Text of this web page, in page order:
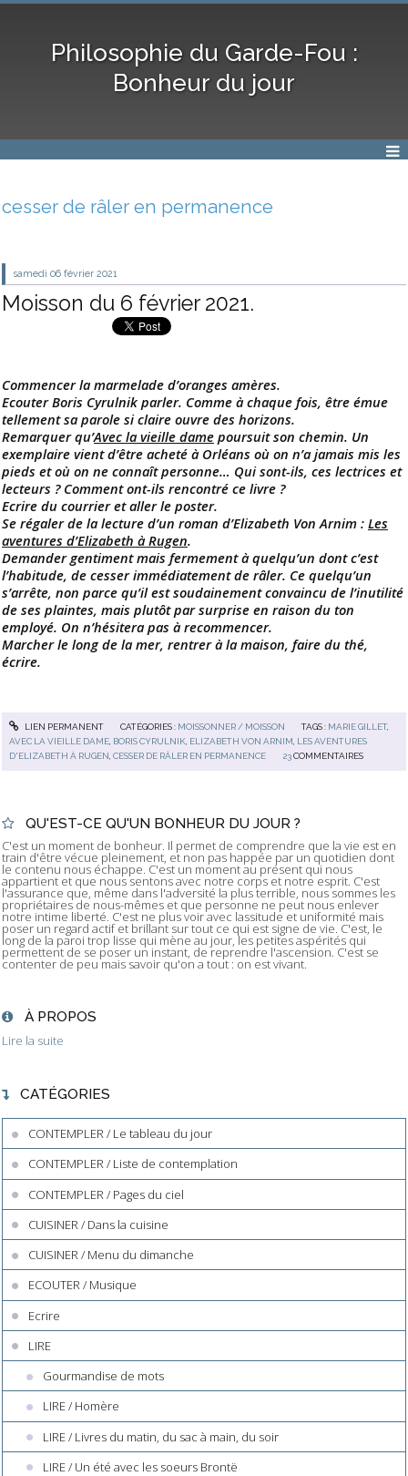
Philosophie du Garde-Fou :
Bonheur du jour
cesser de râler en permanence
samedi 06 février 2021
Moisson du 6 février 2021.
Commencer la marmelade d’oranges amères.
Ecouter Boris Cyrulnik parler. Comme à chaque fois, être émue
tellement sa parole si claire ouvre des horizons.
Remarquer qu’Avec la vieille dame poursuit son chemin. Un
exemplaire vient d’être acheté à Orléans où on n’a jamais mis les
pieds et où on ne connaît personne… Qui sont-ils, ces lectrices et
lecteurs ? Comment ont-ils rencontré ce livre ?
Ecrire du courrier et aller le poster.
Se régaler de la lecture d’un roman d’Elizabeth Von Arnim : Les
aventures d’Elizabeth à Rugen.
Demander gentiment mais fermement à quelqu’un dont c’est
l’habitude, de cesser immédiatement de râler. Ce quelqu’un
s’arrête, non parce qu’il est soudainement convaincu de l’inutilité
de ses plaintes, mais plutôt par surprise en raison du ton
employé. On n’hésitera pas à recommencer.
Marcher le long de la mer, rentrer à la maison, faire du thé,
écrire.
LIEN PERMANENT CATÉGORIES : MOISSONNER / MOISSON TAGS : MARIE GILLET,
AVEC LA VIEILLE DAME BORIS CYRULNIK ELIZABETH VON ARNIM LES AVENTURES
D'ELIZABETH À RUGEN ,CESSER DE RÂLER EN PERMANENCE 23 COMMENTAIRES
QU'EST-CE QU'UN BONHEUR DU JOUR ?
C'est un moment de bonheur. Il permet de comprendre que la vie est en
train d'être vécue pleinement, et non pas happée par un quotidien dont
le contenu nous échappe. C'est un moment au présent qui nous
appartient et que nous sentons avec notre corps et notre esprit. C'est
l'assurance que, même dans l'adversité la plus terrible, nous sommes les
propriétaires de nous-mêmes et que personne ne peut nous enlever
notre intime liberté. C'est ne plus voir avec lassitude et uniformité mais
poser un regard actif et brillant sur tout ce qui est signe de vie. C'est, le
long de la paroi trop lisse qui mène au jour, les petites aspérités qui
permettent de se poser un instant, de reprendre l'ascension. C'est se
contenter de peu mais savoir qu'on a tout : on est vivant.
À PROPOS
Lire la suite
CATÉGORIES
CONTEMPLER / Le tableau du jour
CONTEMPLER / Liste de contemplation
CONTEMPLER / Pages du ciel
CUISINER / Dans la cuisine
CUISINER / Menu du dimanche
ECOUTER / Musique
Ecrire
LIRE
Gourmandise de mots
LIRE / Homère
LIRE / Livres du matin, du sac à main, du soir
LIRE / Un été avec les soeurs Brontë